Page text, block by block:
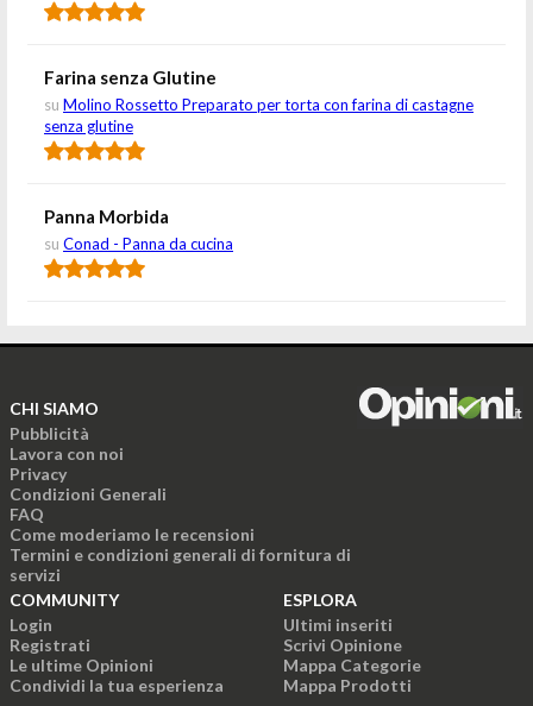
Farina senza Glutine
su Molino Rossetto Preparato per torta con farina di castagne
senza glutine
Panna Morbida
su Conad - Panna da cucina
CHI SIAMO
Pubblicità
Lavora con noi
Privacy
Condizioni Generali
FAQ
Come moderiamo le recensioni
Termini e condizioni generali di fornitura di
servizi
COMMUNITY
Login
Registrati
Le ultime Opinioni
Condividi la tua esperienza
ESPLORA
Ultimi inseriti
Scrivi Opinione
Mappa Categorie
Mappa Prodotti